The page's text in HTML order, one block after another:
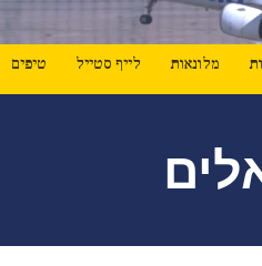
מלונאות לייף סטייל טיפים